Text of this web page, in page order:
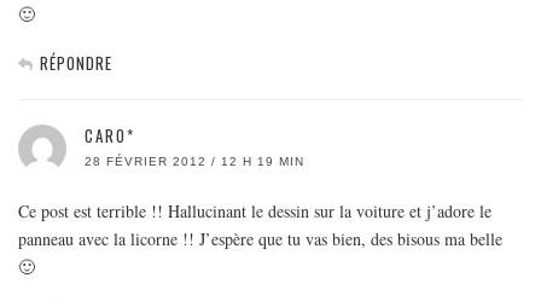
🙂
RÉPONDRE
CARO*
28 FÉVRIER 2012 / 12 H 19 MIN
Ce post est terrible !! Hallucinant le dessin sur la voiture et j’adore le
panneau avec la licorne !! J’espère que tu vas bien, des bisous ma belle
🙂